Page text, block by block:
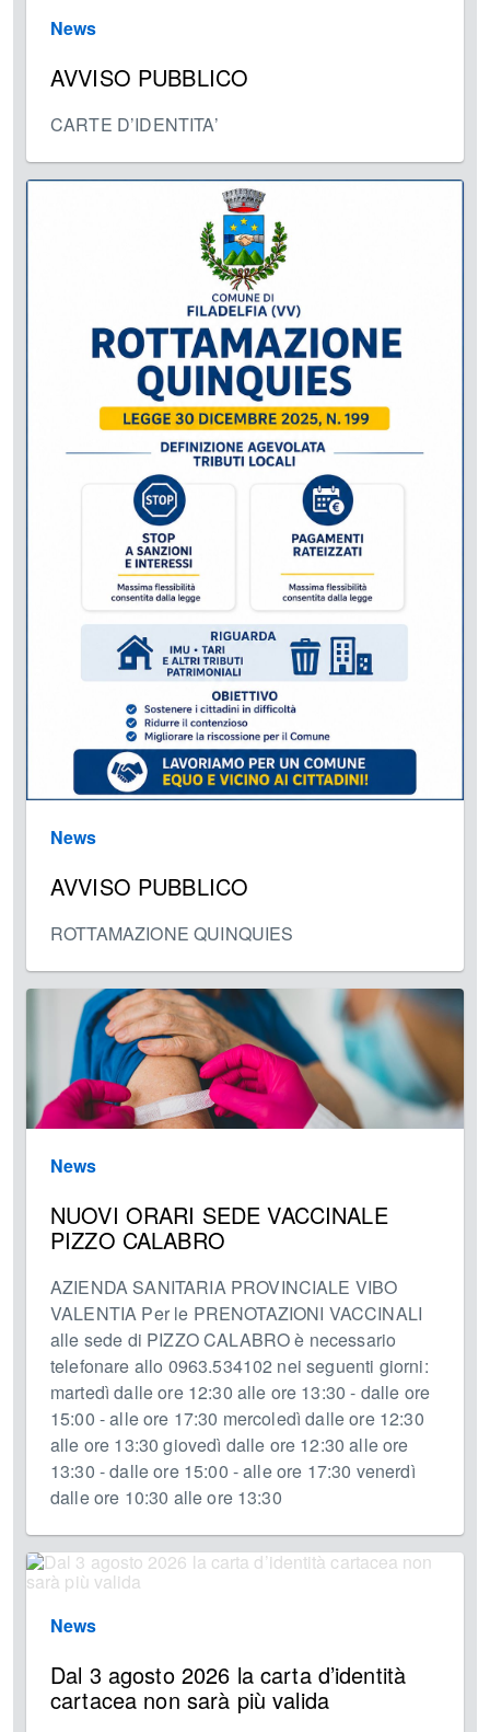
News
AVVISO PUBBLICO
CARTE D’IDENTITA’
News
AVVISO PUBBLICO
ROTTAMAZIONE QUINQUIES
News
NUOVI ORARI SEDE VACCINALE
PIZZO CALABRO
AZIENDA SANITARIA PROVINCIALE VIBO
VALENTIA Per le PRENOTAZIONI VACCINALI
alle sede di PIZZO CALABRO è necessario
telefonare allo 0963.534102 nei seguenti giorni:
martedì dalle ore 12:30 alle ore 13:30 - dalle ore
15:00 - alle ore 17:30 mercoledì dalle ore 12:30
alle ore 13:30 giovedì dalle ore 12:30 alle ore
13:30 - dalle ore 15:00 - alle ore 17:30 venerdì
dalle ore 10:30 alle ore 13:30
News
Dal 3 agosto 2026 la carta d’identità
cartacea non sarà più valida